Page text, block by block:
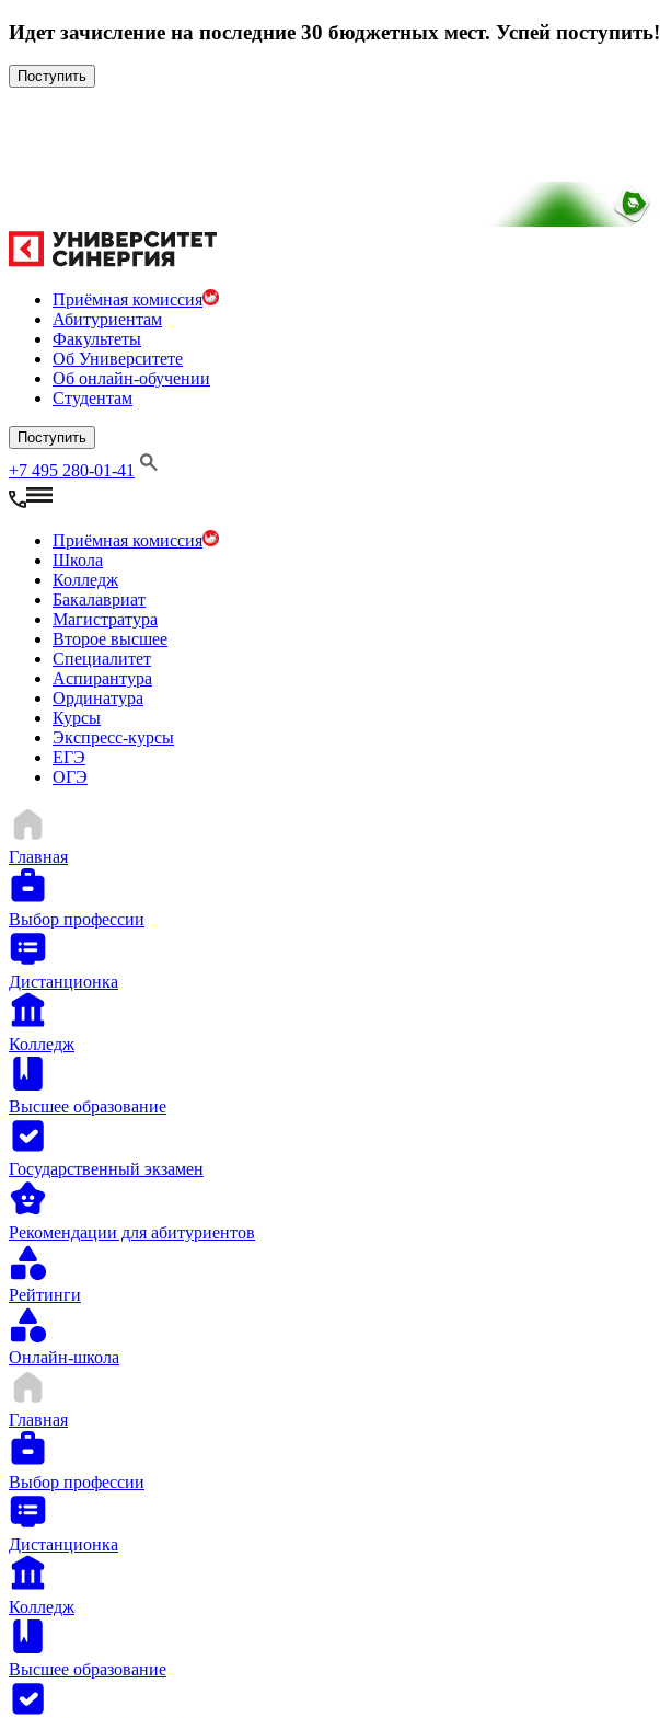
Идет зачисление на последние 30 бюджетных мест. Успей поступить!
Поступить
Приёмная комиссия
Абитуриентам
Факультеты
Об Университете
Об онлайн-обучении
Студентам
Поступить
+7 495 280-01-41
Приёмная комиссия
Школа
Колледж
Бакалавриат
Магистратура
Второе высшее
Специалитет
Аспирантура
Ординатура
Курсы
Экспресс-курсы
ЕГЭ
ОГЭ
Главная
Выбор профессии
Дистанционка
Колледж
Высшее образование
Государственный экзамен
Рекомендации для абитуриентов
Рейтинги
Онлайн-школа
Главная
Выбор профессии
Дистанционка
Колледж
Высшее образование